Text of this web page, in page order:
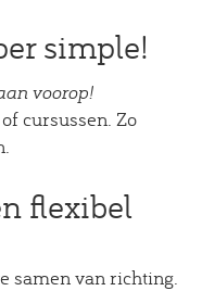
simple!
voorop!
cursussen. Zo
flexibel
samen van richting.